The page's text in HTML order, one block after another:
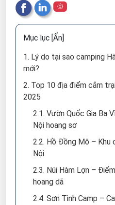
Mục lục [Ẩn]
1. Lý do tại sao camping
mới?
2. Top 10 địa điểm cắm
2025
2.1. Vườn Quốc Gia Ba
Nội hoang sơ
2.2. Hồ Đồng Mô – Khu
Nội
2.3. Núi Hàm Lợn –
hoang dã
2.4. Sơn Tinh Camp –